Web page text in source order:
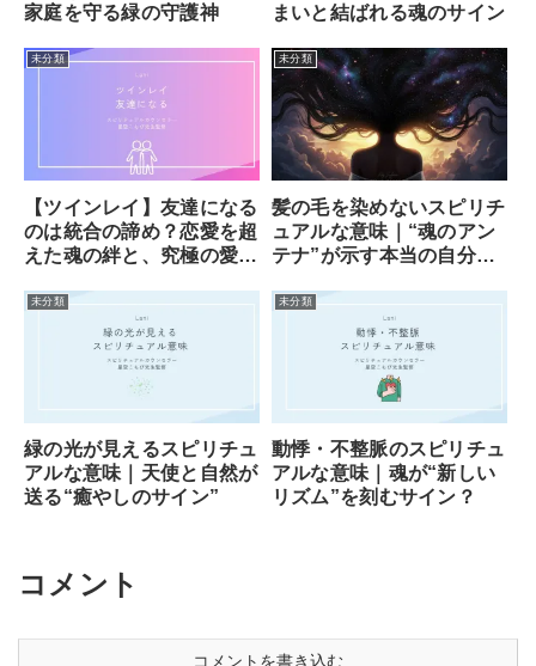
家庭を守る緑の守護神
まいと結ばれる魂のサイン
未分類
【ツインレイ】友達になる
のは統合の諦め？恋愛を超
えた魂の絆と、究極の愛の
未分類
髪の毛を染めないスピリチ
ュアルな意味｜“魂のアン
テナ”が示す本当の自分と
未分類
緑の光が見えるスピリチュ
アルな意味｜天使と自然が
送る“癒やしのサイン”
未分類
動悸・不整脈のスピリチュ
アルな意味｜魂が“新しい
リズム”を刻むサイン？
コメント
コメントを書き込む